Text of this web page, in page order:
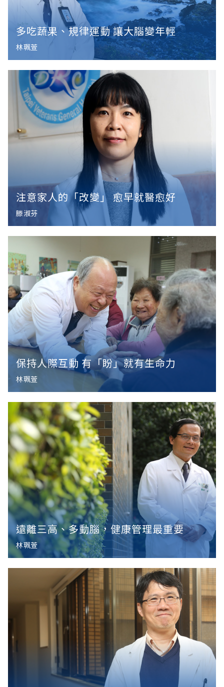
多吃蔬果、規律運動 讓大腦變年輕
林珮萱
注意家人的「改變」 愈早就醫愈好
滕淑芬
保持人際互動 有「盼」就有生命力
林珮萱
遠離三高、多動腦，健康管理最重要
林珮萱